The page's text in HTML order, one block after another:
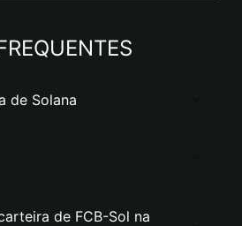
de Solana
de FCB-Sol na